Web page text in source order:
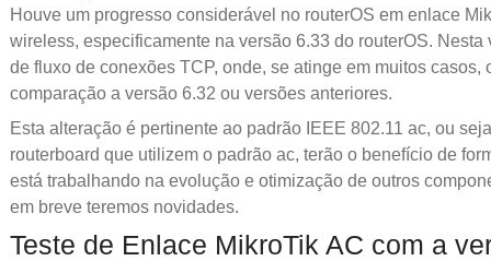
Houve um progresso considerável no routerOS em enlace
wireless, especificamente na versão 6.33 do routerOS. Nesta
de fluxo de conexões TCP, onde, se atinge em muitos casos,
comparação a versão 6.32 ou versões anteriores.
Esta alteração é pertinente ao padrão IEEE 802.11 ac, ou
routerboard que utilizem o padrão ac, terão o benefício de
está trabalhando na evolução e otimização de outros
em breve teremos novidades.
Teste de Enlace MikroTik AC com a